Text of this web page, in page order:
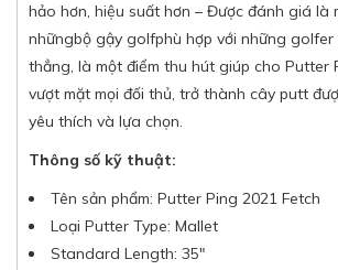
hảo hơn, hiệu suất hơn – Được đánh giá là
nhữngbộ gậy golfphù hợp với những golfer
thẳng, là một điểm thu hút giúp cho Putter
vượt mặt mọi đối thủ, trở thành cây putt
yêu thích và lựa chọn.
Thông số kỹ thuật:
Tên sản phẩm: Putter Ping 2021 Fetch
Loại Putter Type: Mallet
Standard Length: 35″